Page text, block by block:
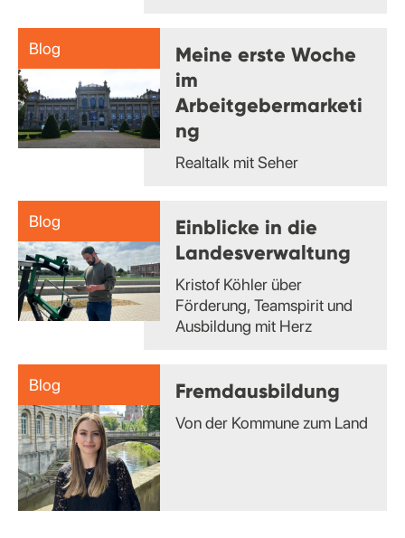
Blog
Meine erste Woche
im
Arbeitgebermarketi
ng
Realtalk mit Seher
Blog
Einblicke in die
Landesverwaltung
Kristof Köhler über
Förderung, Teamspirit und
Ausbildung mit Herz
Blog Fremdausbildung
Von der Kommune zum Land